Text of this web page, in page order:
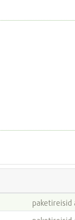
paketireisid